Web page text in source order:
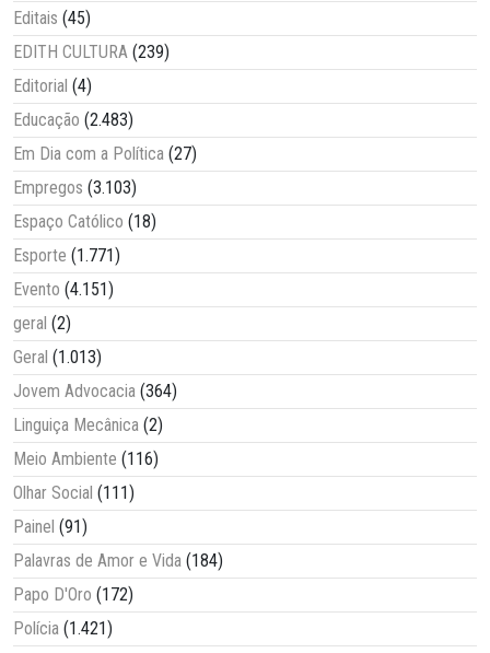
Editais (45)
EDITH CULTURA (239)
Editorial (4)
Educação (2.483)
Em Dia com a Política (27)
Empregos (3.103)
Espaço Católico (18)
Esporte (1.771)
Evento (4.151)
geral (2)
Geral (1.013)
Jovem Advocacia (364)
Linguiça Mecânica (2)
Meio Ambiente (116)
Olhar Social (111)
Painel (91)
Palavras de Amor e Vida (184)
Papo D'Oro (172)
Polícia (1.421)